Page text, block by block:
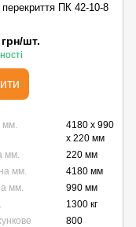
ПК 42-10-8
шт.
мм.
4180 x 990
x 220 мм
мм.
220 мм
мм.
4180 мм
мм.
990 мм
1300 кг
800